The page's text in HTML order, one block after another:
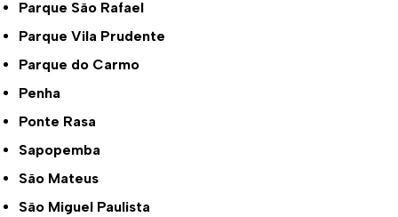
Parque São Rafael
Parque Vila Prudente
Parque do Carmo
Penha
Ponte Rasa
Sapopemba
São Mateus
São Miguel Paulista